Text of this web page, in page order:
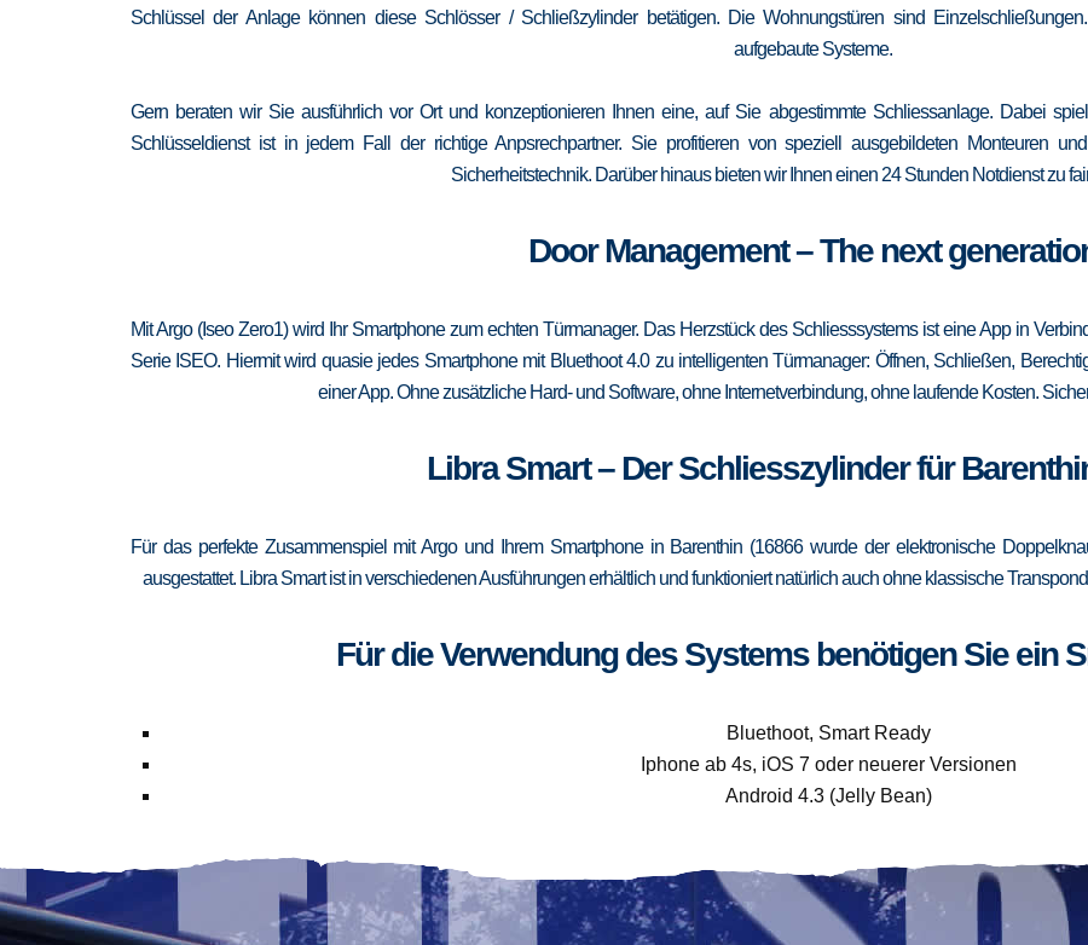
Schlüssel der Anlage können diese Schlösser / Schließzylinder betätigen. Die Wohnungstüren sind
aufgebaute Systeme.
Gern beraten wir Sie ausführlich vor Ort und konzeptionieren Ihnen eine, auf Sie abgestimmte Schliessanlage. Dabei
Schlüsseldienst ist in jedem Fall der richtige Anpsrechpartner. Sie profitieren von speziell ausgebildeten Monteuren
Sicherheitstechnik. Darüber hinaus bieten wir Ihnen einen 24 Stunden Notdienst zu
Door Management – The next
Mit Argo (Iseo Zero1) wird Ihr Smartphone zum echten Türmanager. Das Herzstück des Schliesssystems ist eine App in
Serie ISEO. Hiermit wird quasie jedes Smartphone mit Bluethoot 4.0 zu intelligenten Türmanager: Öffnen, Schließen,
einer App. Ohne zusätzliche Hard- und Software, ohne Internetverbindung, ohne laufende Kosten.
Libra Smart – Der Schliesszylinder für
Für das perfekte Zusammenspiel mit Argo und Ihrem Smartphone in Barenthin (16866 wurde der elektronische
ausgestattet. Libra Smart ist in verschiedenen Ausführungen erhältlich und funktioniert natürlich auch ohne klassische
Für die Verwendung des Systems benötigen Sie ein
Bluethoot, Smart Ready
Iphone ab 4s, iOS 7 oder neuerer Versionen
Android 4.3 (Jelly Bean)